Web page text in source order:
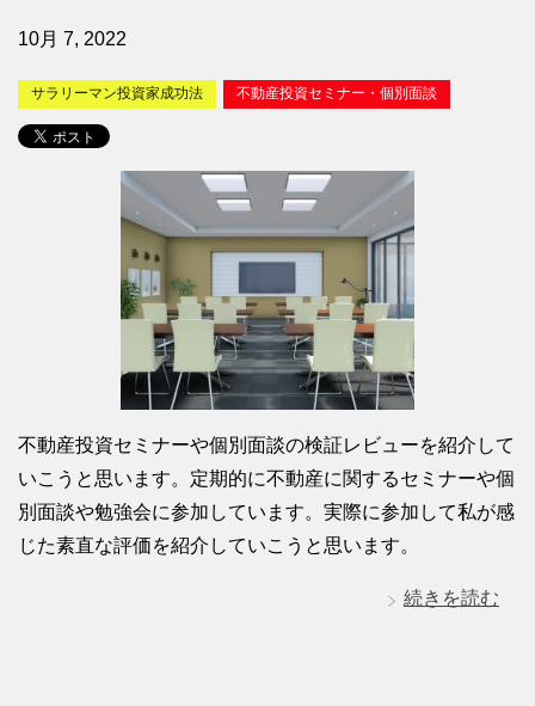
10月 7, 2022
サラリーマン投資家成功法 不動産投資セミナー・個別面談
不動産投資セミナーや個別面談の検証レビューを紹介して
いこうと思います。定期的に不動産に関するセミナーや個
別面談や勉強会に参加しています。実際に参加して私が感
じた素直な評価を紹介していこうと思います。
続きを読む